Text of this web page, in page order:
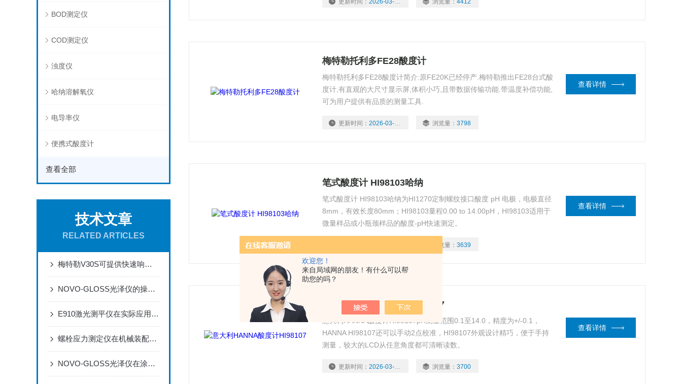
欢迎您！
来自局域网的朋友！有什么可以帮
助您的吗？
BOD测定仪
COD测定仪
浊度仪
哈纳溶解氧仪
电导率仪
便携式酸度计
查看全部
技术文章
RELATED ARTICLES
梅特勒V30S可提供快速响应的质量测量通道
NOVO-GLOSS光泽仪的操作与运维规范
E910激光测平仪在实际应用场景中的作用体现
螺栓应力测定仪在机械装配过程中的作用
NOVO-GLOSS光泽仪在涂料生产和检测过程中的应用
更新时间：2026-03-03 浏览量：4412
梅特勒托利多FE28酸度计
梅特勒托利多FE28酸度计简介:原FE20K已经停产.梅特勒推出FE28台式酸
度计,有直观的大尺寸显示屏,体积小巧,且带数据传输功能.带温度补偿功能,
可为用户提供有品质的测量工具.
更新时间：2026-03-02 浏览量：3798
查看详情
笔式酸度计 HI98103哈纳
笔式酸度计 HI98103哈纳为HI1270定制螺纹接口酸度 pH 电极，电极直径
8mm，有效长度80mm；HI98103量程0.00 to 14.00pH，HI98103适用于
微量样品或小瓶颈样品的酸度-pH快速测定。
浏览量：3639
查看详情
意大利HANNA酸度计HI98107
意大利HANNA酸度计HI98107pH测量范围0.1至14.0，精度为+/-0.1，
HANNA HI98107还可以手动2点校准，HI98107外观设计精巧，便于手持
测量，较大的LCD从任意角度都可清晰读数。
更新时间：2026-03-02 浏览量：3700
查看详情